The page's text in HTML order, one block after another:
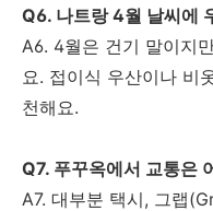
Q6. 나트랑 4월 날씨에
A6. 4월은 건기 말이지
요. 접이식 우산이나 비
천해요.
Q7. 푸꾸옥에서 교통은
A7. 대부분 택시, 그랩